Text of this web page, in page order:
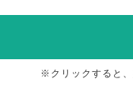
※クリックすると、